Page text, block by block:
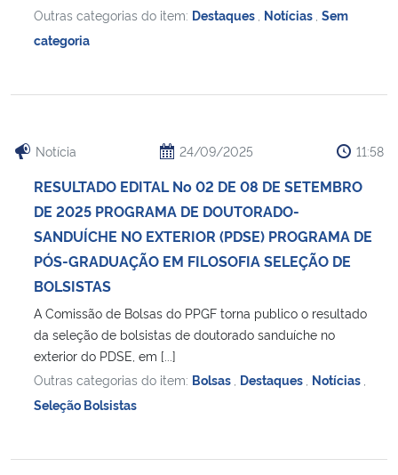
Outras categorias do item: Destaques Notícias Sem
categoria
Notícia 24/09/2025 11:58
RESULTADO EDITAL No 02 DE 08 DE SETEMBRO
DE 2025 PROGRAMA DE DOUTORADO-
SANDUÍCHE NO EXTERIOR (PDSE) PROGRAMA DE
PÓS-GRADUAÇÃO EM FILOSOFIA SELEÇÃO DE
BOLSISTAS
A Comissão de Bolsas do PPGF torna publico o resultado
da seleção de bolsistas de doutorado sanduíche no
exterior do PDSE, em [...]
Outras categorias do item: Bolsas Destaques Notícias
Seleção Bolsistas